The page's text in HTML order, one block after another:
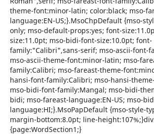
theme-font:minor-latin; color:black; mso-
language:EN-US;}.MsoChpDefault {mso-
only; mso-default-props:yes; font-
size:11.0pt; mso-bidi-font-size:10.0pt; font-
family:"Calibri",sans-serif; mso-ascii-font-
mso-ascii-theme-font:minor-latin; mso-
family:Calibri; mso-fareast-theme-
hansi-font-family:Calibri; mso-hansi-
mso-bidi-font-family:Mangal; mso-bidi-
bidi; mso-fareast-language:EN-US; mso-
language:HI;}.MsoPapDefault {mso-style-
margin-bottom:8.0pt; line-
{page:WordSection1;}